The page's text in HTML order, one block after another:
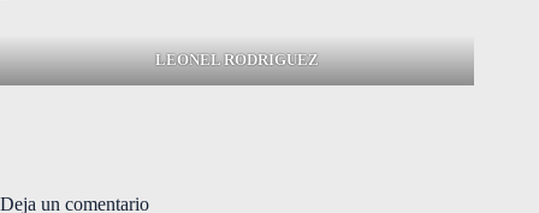
LEONEL RODRIGUEZ
Deja un comentario